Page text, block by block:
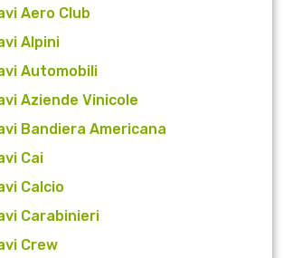
Aero Club
Alpini
Automobili
Aziende Vinicole
Bandiera Americana
Cai
Calcio
Carabinieri
Crew